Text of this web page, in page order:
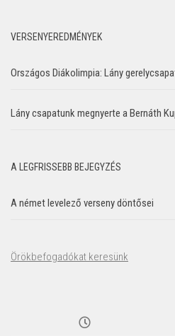
VERSENYEREDMÉNYEK
Országos Diákolimpia: Lány
Lány csapatunk megnyerte a Bernáth
A LEGFRISSEBB BEJEGYZÉS
A német levelező verseny döntősei
Örökbefogadókat keresünk